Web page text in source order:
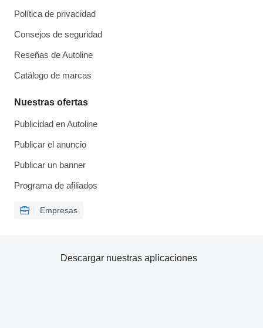
Política de privacidad
Consejos de seguridad
Reseñas de Autoline
Catálogo de marcas
Nuestras ofertas
Publicidad en Autoline
Publicar el anuncio
Publicar un banner
Programa de afiliados
Empresas
Descargar nuestras aplicaciones